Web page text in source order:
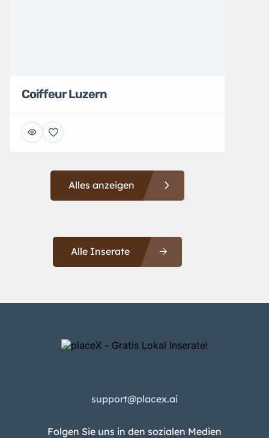
Coiffeur Luzern
Alles anzeigen
Alle Inserate
support@placex.ai
Folgen Sie uns in den sozialen Medien